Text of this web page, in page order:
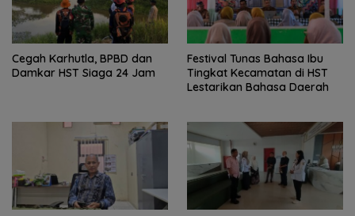
Cegah Karhutla, BPBD dan
Damkar HST Siaga 24 Jam
Festival Tunas Bahasa Ibu
Tingkat Kecamatan di HST
Lestarikan Bahasa Daerah